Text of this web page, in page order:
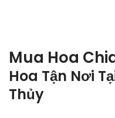
Mua Hoa
Hoa Tận Nơi
Thủy